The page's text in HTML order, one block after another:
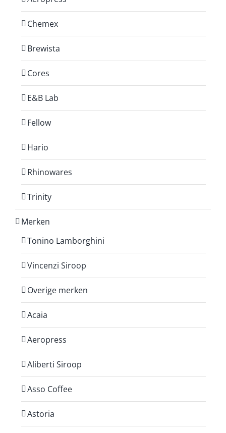
Chemex
Brewista
Cores
E&B Lab
Fellow
Hario
Rhinowares
Trinity
Merken
Tonino Lamborghini
Vincenzi Siroop
Overige merken
Acaia
Aeropress
Aliberti Siroop
Asso Coffee
Astoria